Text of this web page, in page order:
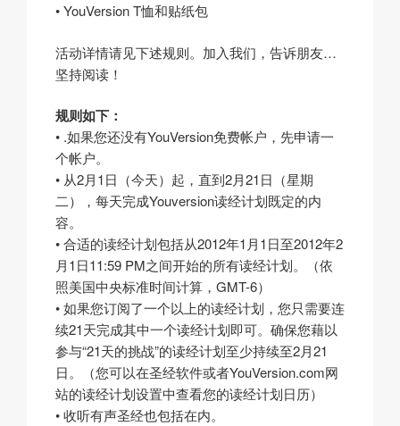
• YouVersion T恤和贴纸包
活动详情请见下述规则。加入我们，告诉朋友…
坚持阅读！
规则如下：
• .如果您还没有YouVersion免费帐户，先申请一
个帐户。
• 从2月1日（今天）起，直到2月21日（星期
二），每天完成Youversion读经计划既定的内
容。
• 合适的读经计划包括从2012年1月1日至2012年2
月1日11:59 PM之间开始的所有读经计划。（依
照美国中央标准时间计算，GMT-6）
• 如果您订阅了一个以上的读经计划，您只需要连
续21天完成其中一个读经计划即可。确保您藉以
参与“21天的挑战”的读经计划至少持续至2月21
日。（您可以在圣经软件或者YouVersion.com网
站的读经计划设置中查看您的读经计划日历）
• 收听有声圣经也包括在内。